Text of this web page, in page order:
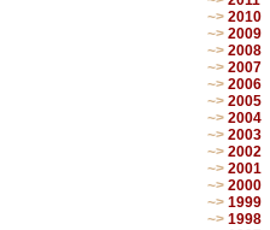
2010
2009
2008
2007
2006
2005
2004
2003
2002
2001
2000
1999
1998